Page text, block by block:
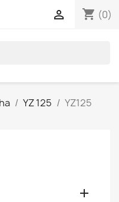
shopping_cart (0)

YZ 125
YZ125
